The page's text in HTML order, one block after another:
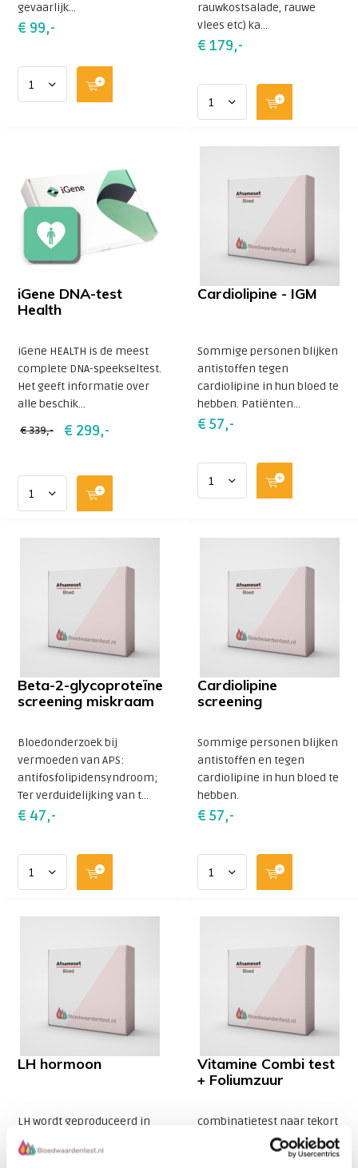
gevaarlijk...
€ 99,-
rauwkostsalade, rauwe
vlees etc) ka...
€ 179,-
iGene DNA-test
Health
iGene HEALTH is de meest
complete DNA-speekseltest.
Het geeft informatie over
alle beschik...
€ 339,- € 299,-
Cardiolipine - IGM
Sommige personen blijken
antistoffen tegen
cardiolipine in hun bloed te
hebben. Patiënten...
€ 57,-
Beta-2-glycoproteïne
screening miskraam
Bloedonderzoek bij
vermoeden van APS:
antifosfolipidensyndroom;
Ter verduidelijking van t...
€ 47,-
Cardiolipine
screening
Sommige personen blijken
antistoffen en tegen
cardiolipine in hun bloed te
hebben.
€ 57,-
LH hormoon
LH wordt geproduceerd in
de hypofyse en stimuleert
de eisprong en vervolgens
Vitamine Combi test
+ Foliumzuur
combinatietest naar tekort
vitamine D3 B12 nu met
gratis B11 foliumzuur